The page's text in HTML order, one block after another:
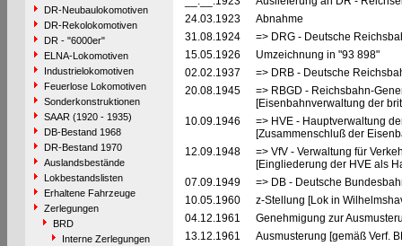
DR-Neubaulokomotiven
DR-Rekolokomotiven
DR - "6000er"
ELNA-Lokomotiven
Industrielokomotiven
Feuerlose Lokomotiven
Sonderkonstruktionen
SAAR (1920 - 1935)
DB-Bestand 1968
DR-Bestand 1970
Auslandsbestände
Lokbestandslisten
Erhaltene Fahrzeuge
Zerlegungen
BRD
Interne Zerlegungen
24.03.1923
Abnahme
31.08.1924
=> DRG - Deutsche
15.05.1926
Umzeichnung in "93 898"
02.02.1937
=> DRB - Deutsche
20.08.1945
=> RBGD - Reichsbahn-
[Eisenbahnverwaltung der
10.09.1946
=> HVE - Hauptverwaltung
[Zusammenschluß der
12.09.1948
=> VfV - Verwaltung für
[Eingliederung der HVE als
07.09.1949
=> DB - Deutsche
10.05.1960
z-Stellung [Lok in
04.12.1961
Genehmigung zur
13.12.1961
Ausmusterung [gemäß Verf.